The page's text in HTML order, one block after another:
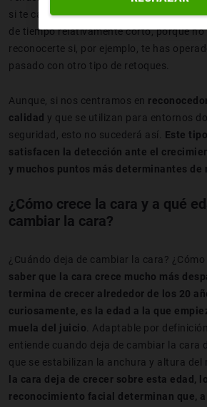
si te cambia la cara por cualquier
de tiempo relativamente corto, porque no
reconocerte si, por ejemplo, te has
pasado con otro tipo de retoques.
Aunque, si nos centramos en
calidad y que se utilizan para entornos
seguridad, esto no sucederá así. Este
satisfacen la detección ante el
y muchos puntos más determinantes de
¿Cómo crece la cara y a qué
cambiar la cara?
¿Cuándo deja de cambiar la cara?
saber que la cara crece mucho más
termina de crecer alrededor de los 20
curiosamente, es la edad a la que
muela del juicio . Adaptable por
entiende cuando deja de cambiar la cara
que se estabilizan la anchura y altura del
la cara deja de crecer sobre esta edad,
reconocimiento facial determinan que,